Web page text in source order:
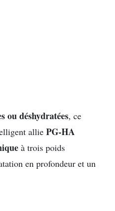
ou déshydratées, ce
allie PG-HA
à trois poids
en profondeur et un